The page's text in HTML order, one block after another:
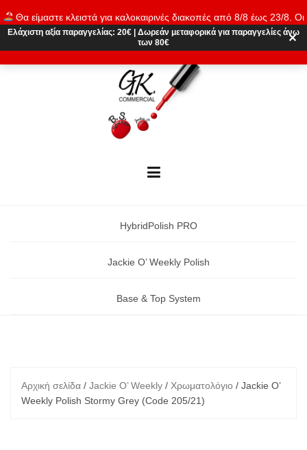
Θα είμαστε κλειστά για καλοκαιρινές διακοπές από 8/8 έως 23/8. Οι
παραγγελίες θα εκτελούνται ξανά από 24/8. Καλό καλοκαίρι!
Απόρριψη
to
content
Ελάχιστη αξία παραγγελίας: 20€ Δωρεάν μεταφορικά για παραγγελίες άνω
των 80€
✕
HybridPolish PRO
Jackie O’ Weekly Polish
Base & Top System
Αρχική σελίδα / Jackie O’ Weekly / Χρωματολόγιο / Jackie O’
Weekly Polish Stormy Grey (Code 205/21)